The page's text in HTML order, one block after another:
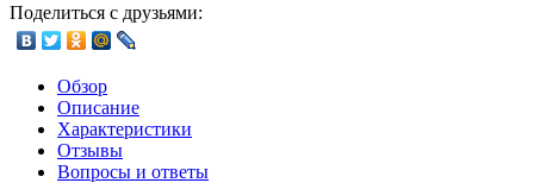
Поделиться с друзьями:
Обзор
Описание
Характеристики
Отзывы
Вопросы и ответы